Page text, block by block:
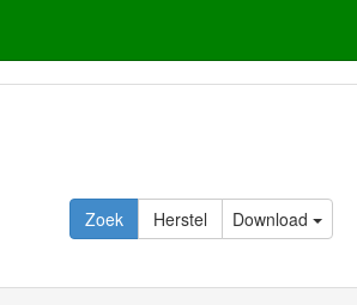
Download